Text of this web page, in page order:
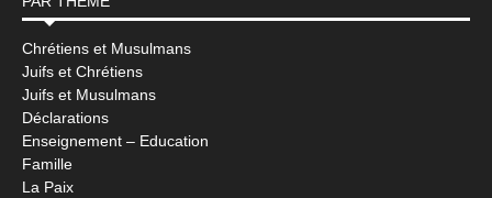
Chrétiens et Musulmans
Juifs et Chrétiens
Juifs et Musulmans
Déclarations
Enseignement – Education
Famille
La Paix